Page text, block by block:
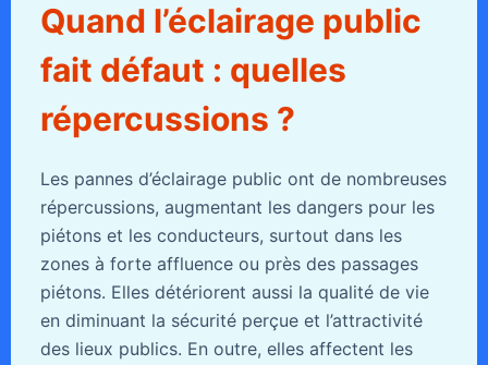
Quand l’éclairage public
fait défaut : quelles
répercussions ?
Les pannes d’éclairage public ont de nombreuses
répercussions, augmentant les dangers pour les
piétons et les conducteurs, surtout dans les
zones à forte affluence ou près des passages
piétons. Elles détériorent aussi la qualité de vie
en diminuant la sécurité perçue et l’attractivité
des lieux publics. En outre, elles affectent les